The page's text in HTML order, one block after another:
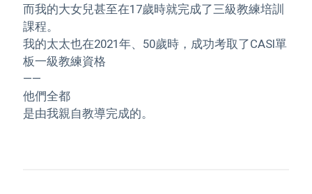
而我的大女兒甚至在17歲時就完成了三級教練培訓
課程。
我的太太也在2021年、50歲時，成功考取了CASI單
板一級教練資格
——
他們全都
是由我親自教導完成的。